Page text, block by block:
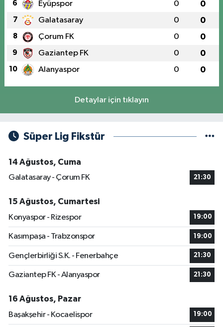
6 Eyüpspor 0 0
7 Galatasaray 0 0
8 Çorum FK 0 0
9 Gaziantep FK 0 0
10 Alanyaspor 0 0
Detaylar için tıklayın
Süper Lig Fikstür
14 Ağustos, Cuma
Galatasaray - Çorum FK
21:30
15 Ağustos, Cumartesi
Konyaspor - Rizespor
19:00
Kasımpaşa - Trabzonspor 19:00
Gençlerbirliği S.K. - Fenerbahçe 21:30
Gaziantep FK - Alanyaspor 21:30
16 Ağustos, Pazar
Başakşehir - Kocaelispor
19:00